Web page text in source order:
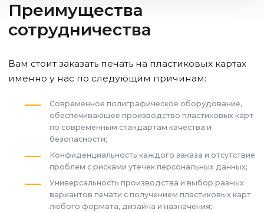
Преимущества
сотрудничества
Вам стоит заказать печать на пластиковых картах
именно у нас по следующим причинам:
Современное полиграфическое оборудование,
обеспечивающее производство пластиковых карт
по современным стандартам качества и
безопасности;
Конфиденциальность каждого заказа и отсутствие
проблем с рисками утечек персональных данных;
Универсальность производства и выбор разных
вариантов печати с получением пластиковых карт
любого формата, дизайна и назначения;